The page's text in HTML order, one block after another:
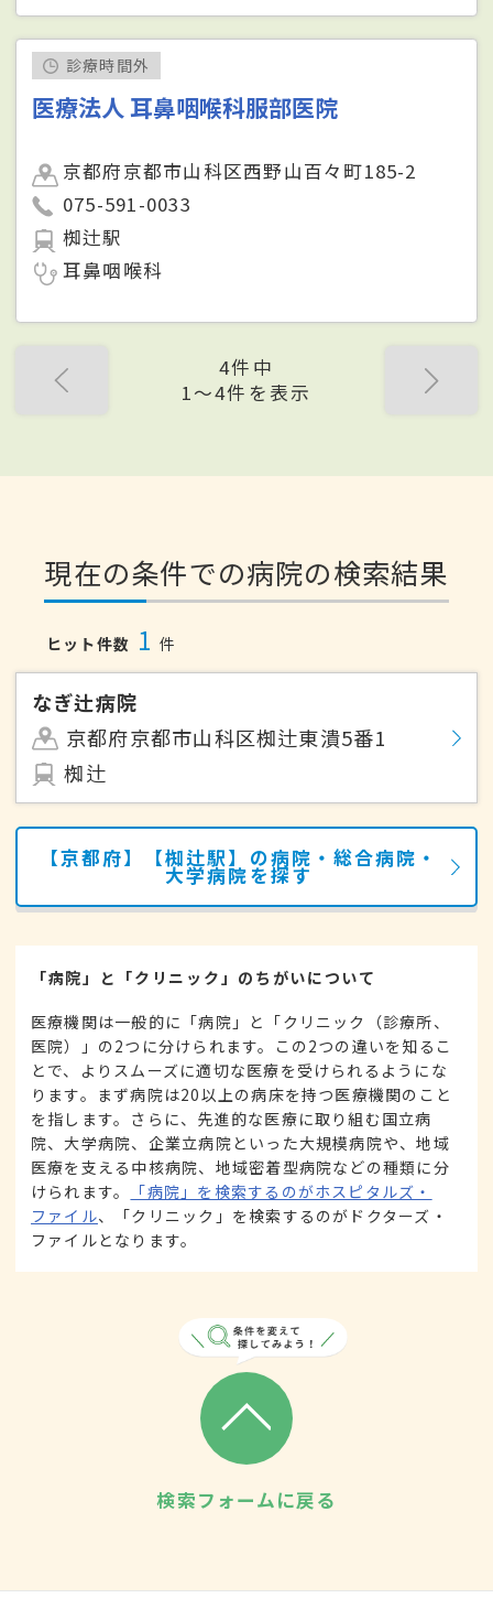
診療時間外
医療法人 耳鼻咽喉科服部医院
京都府京都市山科区西野山百々町185-2
075-591-0033
椥辻駅
耳鼻咽喉科
4件中
1〜4件を表示
現在の条件での病院の検索結果
ヒット件数 1 件
なぎ辻病院
京都府京都市山科区椥辻東潰5番1
椥辻
【京都府】【椥辻駅】の病院・総合病院・
大学病院を探す
「病院」と「クリニック」のちがいについて
医療機関は一般的に「病院」と「クリニック（診療所、
医院）」の2つに分けられます。この2つの違いを知るこ
とで、よりスムーズに適切な医療を受けられるようにな
ります。まず病院は20以上の病床を持つ医療機関のこと
を指します。さらに、先進的な医療に取り組む国立病
院、大学病院、企業立病院といった大規模病院や、地域
医療を支える中核病院、地域密着型病院などの種類に分
けられます。
「病院」を検索するのがホスピタルズ・
ファイル、「クリニック」を検索するのがドクターズ・
ファイルとなります。
検索フォームに戻る